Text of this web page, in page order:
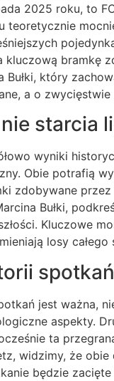
2025 roku, to
teoretycznie
kluczową bramkę
Bułki, który
a o zwycięstwie
starcia
wyniki
Obie potrafią
zdobywane
Bułki,
Kluczowe
losy całego
jest ważna,
aspekty.
ta
widzimy, że
będzie